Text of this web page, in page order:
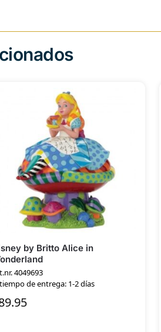
by Britto Alice in
4049693
de entrega: 1-2 días